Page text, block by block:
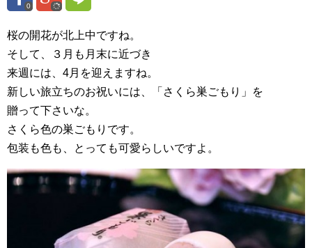
0
桜の開花が北上中ですね。
そして、３月も月末に近づき
来週には、4月を迎えますね。
新しい旅立ちのお祝いには、「さくら巣ごもり」を
贈って下さいな。
さくら色の巣ごもりです。
包装も色も、とっても可愛らしいですよ。